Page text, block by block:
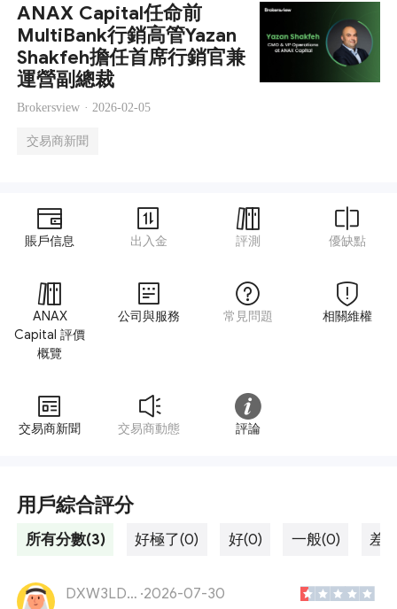
ANAX Capital任命前
MultiBank行銷高管Yazan
Shakfeh擔任首席行銷官兼
運營副總裁
Brokersview · 2026-02-05
交易商新聞
賬戶信息 出入金 評測 優缺點
ANAX
Capital 評價
概覽
公司與服務 常見問題 相關維權
交易商新聞 交易商動態 評論
用戶綜合評分
所有分數(3) 好極了(0) 好(0) 一般(0) 差
DXW3LD18MK ·2026-07-30